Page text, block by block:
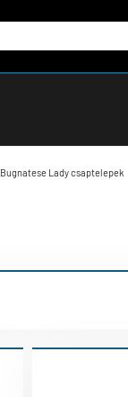
Bugnatese Lady csaptelepek